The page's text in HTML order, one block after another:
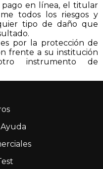
en línea, el titular
todos los riesgos y
tipo de daño que
por la protección de
frente a su institución
instrumento de